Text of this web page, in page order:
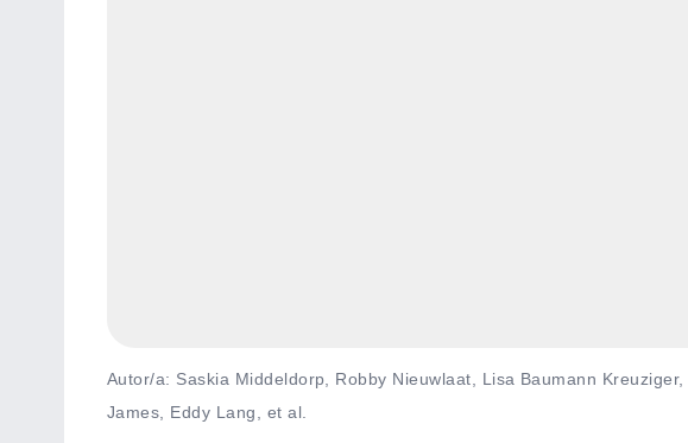
Autor/a: Saskia Middeldorp, Robby Nieuwlaat, Lisa Baumann
James, Eddy Lang, et al.